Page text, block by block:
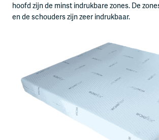
hoofd zijn de minst indrukbare zones. De
en de schouders zijn zeer indrukbaar.